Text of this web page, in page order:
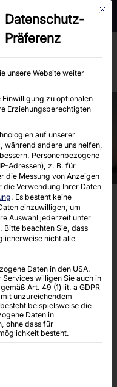
Mit
Datenschutz-
Präferenz
unsere Website weiter
Einwilligung zu optionalen
Erziehungsberechtigten
auf unserer
während andere uns helfen,
Personenbezogene
Adressen), z. B. für
die Messung von Anzeigen
Verwendung Ihrer Daten
. Es besteht keine
einzuwilligen, um
Auswahl jederzeit unter
Bitte beachten Sie, dass
nicht alle
Daten in den USA.
willigen Sie auch in
Art. 49 (1) lit. a GDPR
unzureichendem
beispielsweise die
Daten in
ohne dass für
besteht.
Gruppen, für